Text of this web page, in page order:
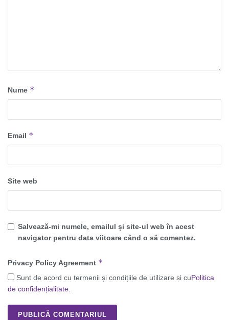
Nume *
Email *
Site web
Salvează-mi numele, emailul și site-ul web în acest
navigator pentru data viitoare când o să comentez.
Privacy Policy Agreement *
Sunt de acord cu termenii și condițiile de utilizare și cuPolitica
de confidențialitate